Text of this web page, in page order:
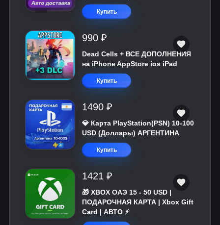
Купить
990 ₽
Dead Cells + ВСЕ ДОПОЛНЕНИЯ
на iPhone AppStore ios iPad
Купить
1490 ₽
💎 Карта PlayStation(PSN) 10-100
USD (Доллары) АРГЕНТИНА
Купить
1421 ₽
🎁 XBOX ОАЭ 15 - 50 USD |
ПОДАРОЧНАЯ КАРТА | Xbox Gift
Card | АВТО ⚡